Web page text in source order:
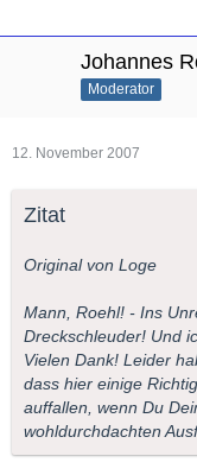
Johannes
Moderator
12. November 2007
Zitat
Original von Loge
Mann, Roehl! - Ins
Dreckschleuder! Und
Vielen Dank! Leider
dass hier einige
auffallen, wenn Du
wohldurchdachten